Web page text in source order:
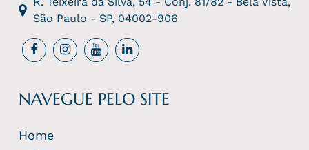
São Paulo - SP, 04002-906
NAVEGUE PELO SITE
Home